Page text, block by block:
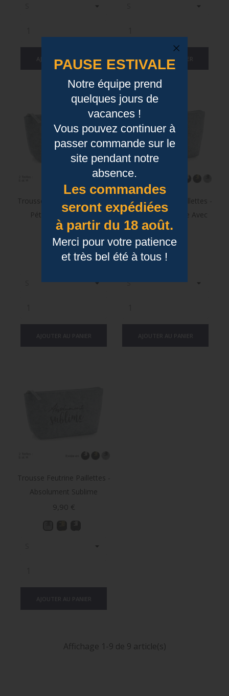
AJOUTER AU PANIER AJOUTER AU PANIER
Trousse Feutrine Paillettes -
Pétillante Joyeuse Et
Gourmande
Prix
9,90 €
Trousse Feutrine Paillettes -
La Vie Est Plus Belle Avec
Des Paillettes
Prix
9,90 €
Trousse Feutrine Paillettes -
Absolument Sublime
Prix
9,90 €
Affichage 1-9 de 9 article(s)
PAUSE ESTIVALE
Notre équipe prend
quelques jours de
vacances !
Vous pouvez continuer à
passer commande sur le
site pendant notre
absence.
Les commandes
seront expédiées
à partir du 18 août.
Merci pour votre patience
et très bel été à tous !